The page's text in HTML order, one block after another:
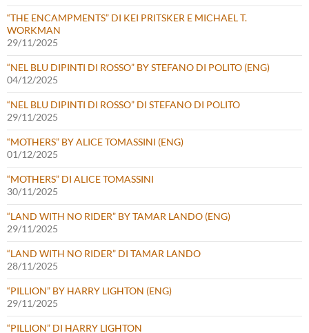
“THE ENCAMPMENTS” DI KEI PRITSKER E MICHAEL T.
WORKMAN
29/11/2025
“NEL BLU DIPINTI DI ROSSO” BY STEFANO DI POLITO (ENG)
04/12/2025
“NEL BLU DIPINTI DI ROSSO” DI STEFANO DI POLITO
29/11/2025
“MOTHERS” BY ALICE TOMASSINI (ENG)
01/12/2025
“MOTHERS” DI ALICE TOMASSINI
30/11/2025
“LAND WITH NO RIDER” BY TAMAR LANDO (ENG)
29/11/2025
“LAND WITH NO RIDER” DI TAMAR LANDO
28/11/2025
“PILLION” BY HARRY LIGHTON (ENG)
29/11/2025
“PILLION” DI HARRY LIGHTON